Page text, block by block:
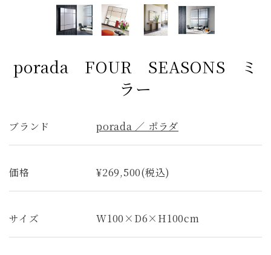
キッチンボード
porada FOUR SEASONS ミ
ラー
ブランド porada ／ ポラダ
価格 ¥269,500(税込)
サイズ W100×D6×H100cm